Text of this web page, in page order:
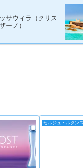
サウィラ（クリス
ーノ）
セルジュ・ルタンス